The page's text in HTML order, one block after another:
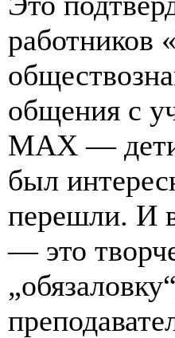
работников
общения с
MAX — дети
был
перешли. И
— это